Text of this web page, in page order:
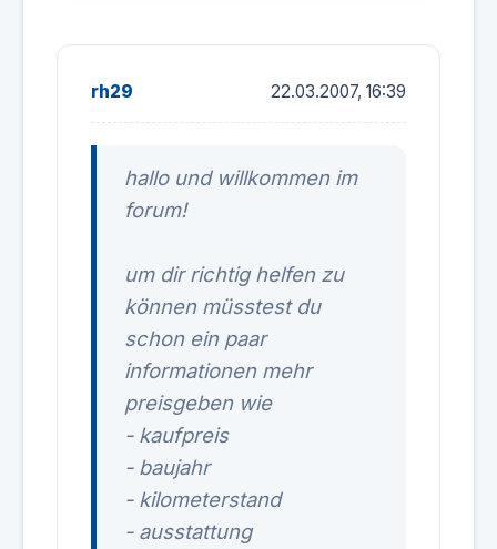
rh29 22.03.2007, 16:39
hallo und willkommen im
forum!
um dir richtig helfen zu
können müsstest du
schon ein paar
informationen mehr
preisgeben wie
- kaufpreis
- baujahr
- kilometerstand
- ausstattung